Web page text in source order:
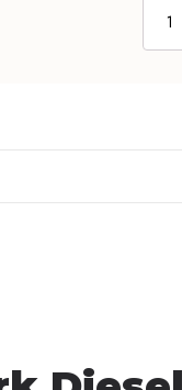
THCa
Topskud
25%